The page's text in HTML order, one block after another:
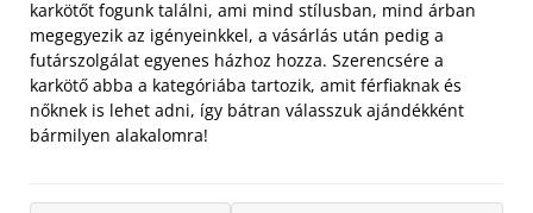
karkötőt fogunk találni, ami mind stílusban, mind árban
megegyezik az igényeinkkel, a vásárlás után pedig a
futárszolgálat egyenes házhoz hozza. Szerencsére a
karkötő abba a kategóriába tartozik, amit férfiaknak és
nőknek is lehet adni, így bátran válasszuk ajándékként
bármilyen alakalomra!